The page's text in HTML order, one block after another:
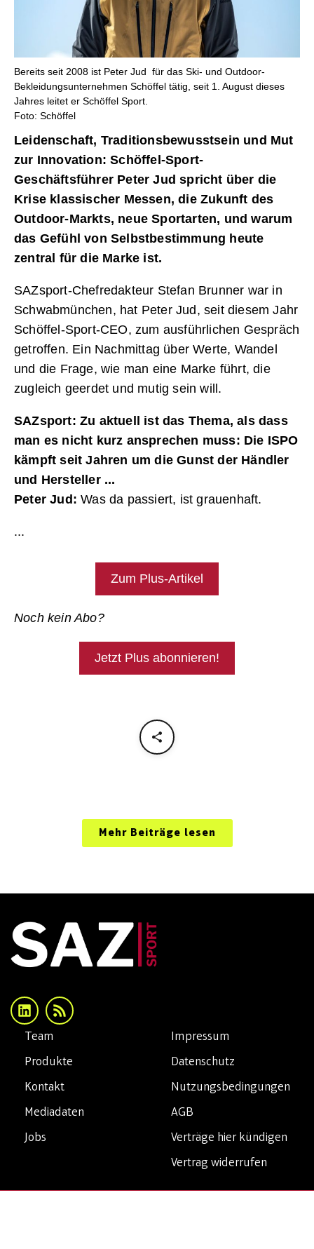
Bereits seit 2008 ist Peter Jud für das Ski- und Outdoor-
Bekleidungsunternehmen Schöffel tätig, seit 1. August dieses
Jahres leitet er Schöffel Sport.
Foto: Schöffel
Leidenschaft, Traditionsbewusstsein und Mut
zur Innovation: Schöffel-Sport-
Geschäftsführer Peter Jud spricht über die
Krise klassischer Messen, die Zukunft des
Outdoor-Markts, neue Sportarten, und warum
das Gefühl von Selbstbestimmung heute
zentral für die Marke ist.
SAZsport-Chefredakteur Stefan Brunner war in
Schwabmünchen, hat Peter Jud, seit diesem Jahr
Schöffel-Sport-CEO, zum ausführlichen Gespräch
getroffen. Ein Nachmittag über Werte, Wandel
und die Frage, wie man eine Marke führt, die
zugleich geerdet und mutig sein will.
SAZsport: Zu aktuell ist das Thema, als dass
man es nicht kurz ansprechen muss: Die ISPO
kämpft seit Jahren um die Gunst der Händler
und Hersteller ...
Peter Jud:Was da passiert, ist grauenhaft.
...
Zum Plus-Artikel
Noch kein Abo?
Jetzt Plus abonnieren!
Mehr Beiträge lesen
Impressum
Datenschutz
Nutzungsbedingungen
AGB
Verträge hier kündigen
Vertrag widerrufen
Team
Produkte
Kontakt
Mediadaten
Jobs